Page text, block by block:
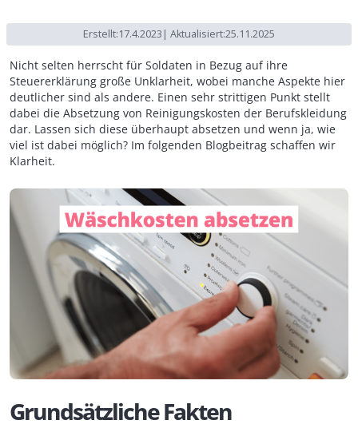
Erstellt:17.4.2023 | Aktualisiert:25.11.2025
Nicht selten herrscht für Soldaten in Bezug auf ihre
Steuererklärung große Unklarheit, wobei manche Aspekte hier
deutlicher sind als andere. Einen sehr strittigen Punkt stellt
dabei die Absetzung von Reinigungskosten der Berufskleidung
dar. Lassen sich diese überhaupt absetzen und wenn ja, wie
viel ist dabei möglich? Im folgenden Blogbeitrag schaffen wir
Klarheit.
Grundsätzliche Fakten